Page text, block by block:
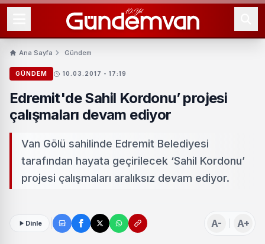
Ana Sayfa Gündem
GÜNDEM 10.03.2017 - 17:19
Edremit'de Sahil Kordonu’ projesi
çalışmaları devam ediyor
Van Gölü sahilinde Edremit Belediyesi
tarafından hayata geçirilecek ‘Sahil Kordonu’
projesi çalışmaları aralıksız devam ediyor.
Dinle A- A+